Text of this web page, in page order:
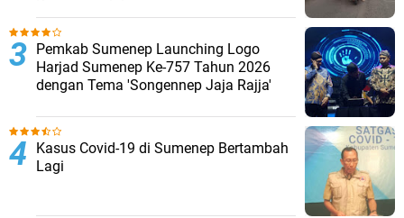
Pengguna Jalan
Pemkab Sumenep Launching Logo
Harjad Sumenep Ke-757 Tahun 2026
dengan Tema 'Songennep Jaja Rajja'
Kasus Covid-19 di Sumenep Bertambah
Lagi